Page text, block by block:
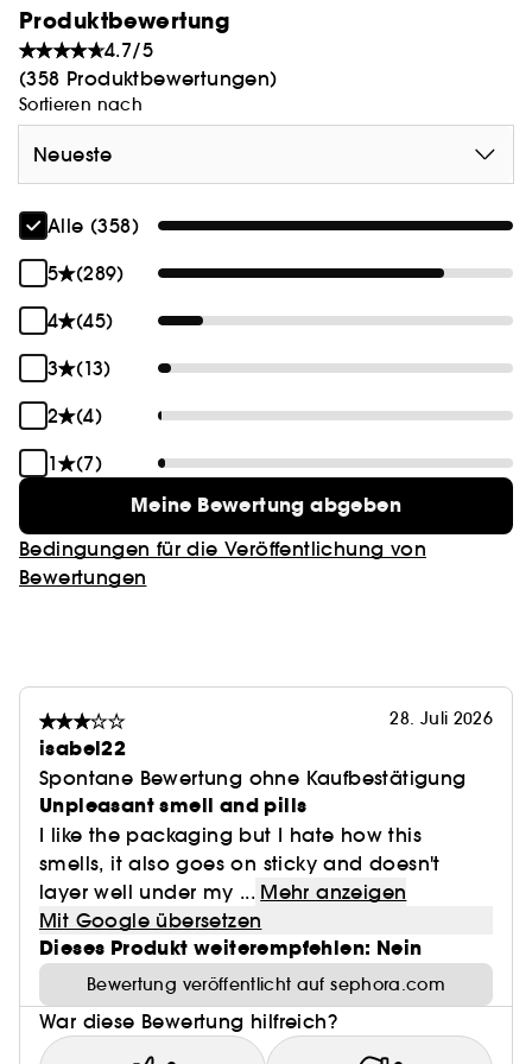
strahlenderen Teint verhelfen.
Produktbewertung
4.7/5
(358 Produktbewertungen)
Sortieren nach
Neueste
Alle (358)
5
(289)
4
(45)
3
(13)
2
(4)
1
(7)
Meine Bewertung abgeben
Bedingungen für die Veröffentlichung von
Bewertungen
28. Juli 2026
isabel22
Spontane Bewertung ohne Kaufbestätigung
Unpleasant smell and pills
I like the packaging but I hate how this
smells, it also goes on sticky and doesn't
layer well under my ... Mehr anzeigen
Mit Google übersetzen
Dieses Produkt weiterempfehlen: Nein
Bewertung veröffentlicht auf sephora.com
War diese Bewertung hilfreich?